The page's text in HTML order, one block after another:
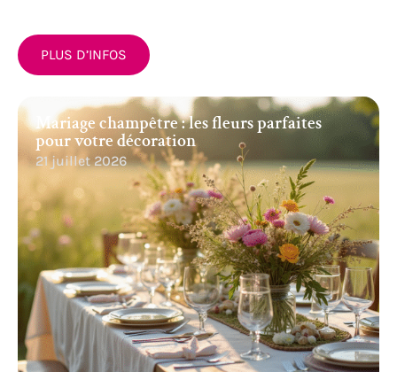
Mariage champêtre : les fleurs parfaites
pour votre décoration
21 juillet 2026
PLUS D’INFOS